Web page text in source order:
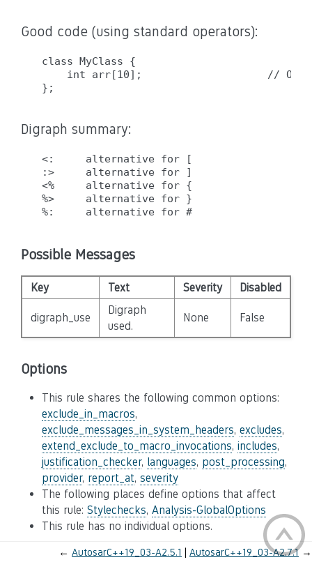
Good code (using standard operators):
class MyClass {
int arr[10];                    // OK:
Digraph summary:
<:     alternative for [
:>     alternative for ]
<%     alternative for {
%>     alternative for }
Possible Messages
Key Text Severity Disabled
digraph_use
Digraph
used.
None False
Options
This rule shares the following common options:
exclude_in_macros,
exclude_messages_in_system_headers, excludes,
extend_exclude_to_macro_invocations, includes,
justification_checker, languages, post_processing,
provider, report_at, severity
The following places define options that affect
this rule: Stylechecks, Analysis-GlobalOptions
This rule has no individual options.
← AutosarC++19_03-A2.5.1 AutosarC++19_03-A2.7.1→